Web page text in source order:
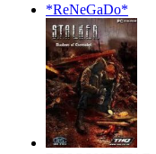
*ReNeGaDo*